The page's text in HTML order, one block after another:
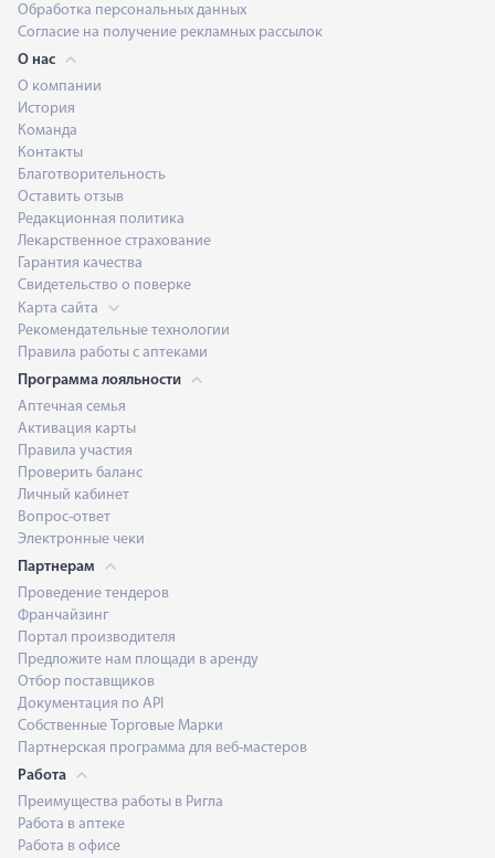
Обработка персональных данных
Согласие на получение рекламных рассылок
О нас
О компании
История
Команда
Контакты
Благотворительность
Оставить отзыв
Редакционная политика
Лекарственное страхование
Гарантия качества
Свидетельство о поверке
Карта сайта
Рекомендательные технологии
Правила работы с аптеками
Программа лояльности
Аптечная семья
Активация карты
Правила участия
Проверить баланс
Личный кабинет
Вопрос-ответ
Электронные чеки
Партнерам
Проведение тендеров
Франчайзинг
Портал производителя
Предложите нам площади в аренду
Отбор поставщиков
Документация по API
Собственные Торговые Марки
Партнерская программа для веб-мастеров
Работа
Преимущества работы в Ригла
Работа в аптеке
Работа в офисе